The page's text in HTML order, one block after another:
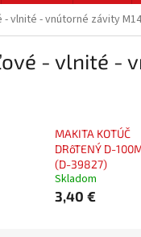
vlnité - vnútorné závity M14
- vlnité -
MAKITA KOTÚČ
DRôTENÝ D-
(D-39827)
Skladom
3,40 €